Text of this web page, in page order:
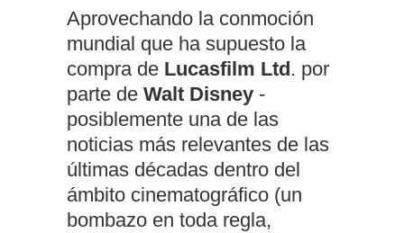
Aprovechando la conmoción
mundial que ha supuesto la
compra de Lucasfilm Ltd. por
parte de Walt Disney -
posiblemente una de las
noticias más relevantes de las
últimas décadas dentro del
ámbito cinematográfico (un
bombazo en toda regla,